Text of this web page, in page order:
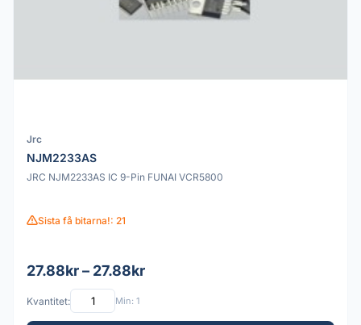
Jrc
NJM2233AS
JRC NJM2233AS IC 9-Pin FUNAI VCR5800
Sista få bitarna!: 21
27.88kr – 27.88kr
Kvantitet: Min: 1